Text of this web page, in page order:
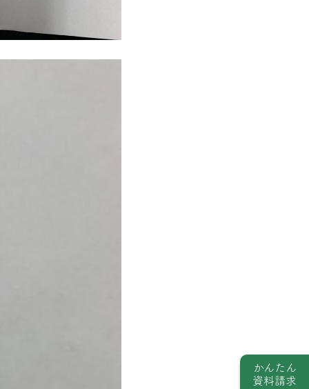
かんたん
資料請求